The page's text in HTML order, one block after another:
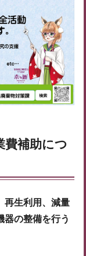
費補助につ
再生利用、減量
器の整備を行う